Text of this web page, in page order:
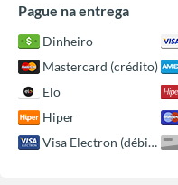
Pague na entrega
Dinheiro
Mastercard (crédito)
Elo
Hiper
Visa Electron (débito)